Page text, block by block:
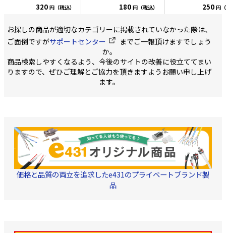
切断線で切断すると、45
ンモールの蓋の上からか
ぶせるだけです。 ●位置
合わせが容易にできま
けてあり、釘打ちが簡単
に行えます。 ●ワゴンモ
ールに合わせた各色が揃
320 円（税込）
からかぶせるだけです。
が設けてあり、釘打ちが
簡単に行えます。 ●ワゴ
ンモールに合わせた各色
が揃えてあります。 ◆カ
ラー ベージュ・ライトブ
ラウン・グレー・ミルキ
ーホワイト
180 円（税込）
ルの蓋の上からか
台には釘穴が設け
り、釘打ちが簡単
ます。 ●ワゴンモ
ります。 ◆カラー ベージ
ュ・ライトブラウ
レー・ミルキーホ
250 円
お探しの商品が適切なカテゴリーに掲載されていなかった際は、
ご面倒ですがサポートセンター
までご一報頂けますでしょう
か。
商品検索しやすくなるよう、今後のサイトの改善に役立ててまい
りますので、ぜひご理解とご協力を頂きますようお願い申し上げ
ます。
価格と品質の両立を追求したe431のプライベートブランド製
品